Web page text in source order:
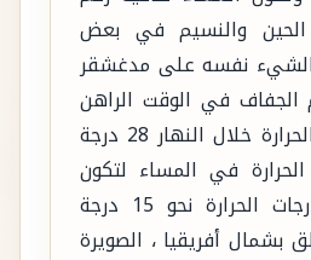
الحين والنسيم في بعض
الشيء نفسه على مدغشقر
في الوقت الراهن
مع متوسط درجة الحرارة خلال النهار 28 درجة
في المساء لتكون
باردة قليلا مع درجات الحرارة نحو 15 درجة
بشمال أفريقيا ، الصويرة